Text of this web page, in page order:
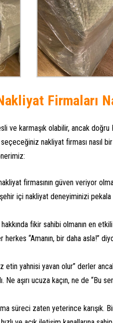
Firmaları
ve karmaşık olabilir, ancak
nakliyat firması nasıl
firmasının güven veriyor
içi nakliyat deneyiminizi
fikir sahibi olmanın en
“Amanın, bir daha asla!”
etin yahnisi yavan olur” derler
aşırı ucuza kaçın, ne de “Bu
süreci zaten yeterince